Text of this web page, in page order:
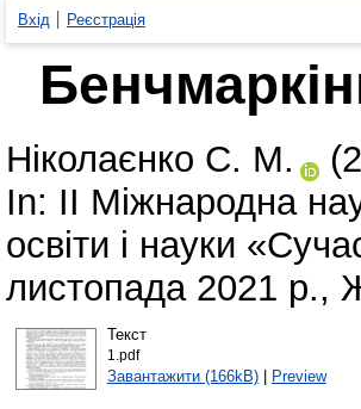
Вхід Реєстрація
Ніколаєнко С. М.
In: II Міжнародна
освіти і науки
листопада 2021 р.,
Текст
1.pdf
Завантажити (166kB)| Preview